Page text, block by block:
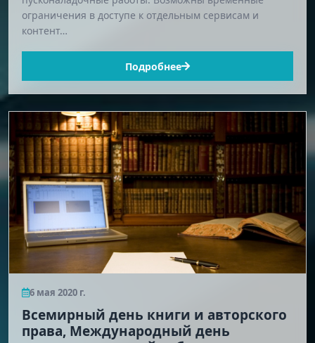
ограничения в доступе к отдельным сервисам и
контент…
Подробнее
6 мая 2020 г.
Всемирный день книги и авторского
права, Международный день